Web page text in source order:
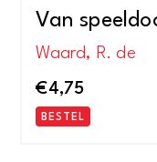
Van
Waard, R. de
€4,75
BESTEL